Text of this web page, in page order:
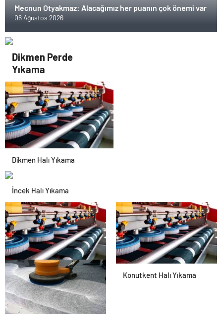
Mecnun Otyakmaz: Alacağımız her puanın çok önemi var
06 Ağustos 2026
Dikmen Perde
Yıkama
Dikmen Halı Yıkama
İncek Halı Yıkama
Konutkent Halı Yıkama Konutkent Halı Yıkama